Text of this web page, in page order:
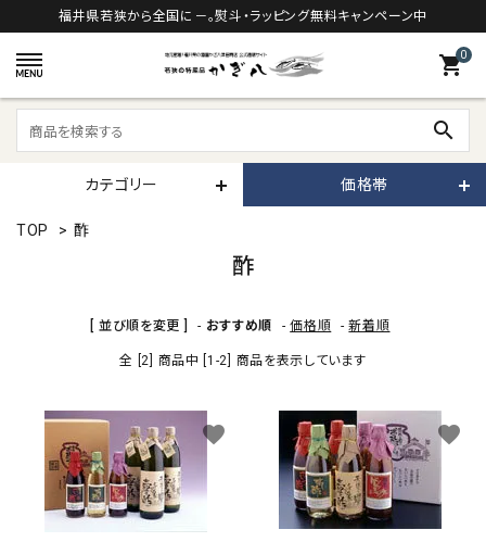
福井県若狭から全国に－。熨斗・ラッピング無料キャンペーン中
0
shopping_cart
search
カテゴリー 価格帯
TOP > 酢
酢
[ 並び順を変更 ] - おすすめ順 -価格順 -新着順
全 [2] 商品中 [1-2] 商品を表示しています
favorite favorite